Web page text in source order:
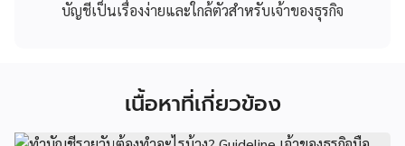
บัญชีเป็นเรื่องง่ายและใกล้ตัวสำหรับเจ้าของธุรกิจ
เนื้อหาที่เกี่ยวข้อง